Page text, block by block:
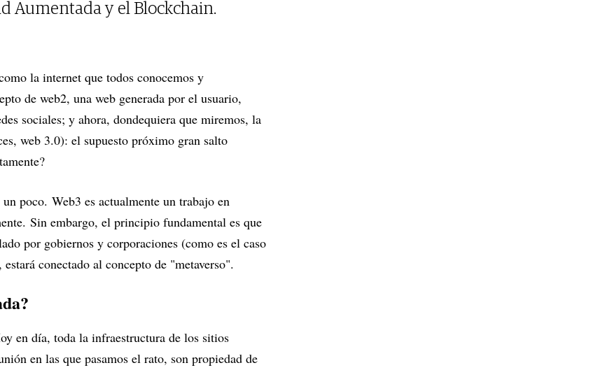
Aumentada y el Blockchain.
la internet que todos conocemos y
de web2, una web generada por el usuario,
sociales; y ahora, dondequiera que miremos, la
web 3.0): el supuesto próximo gran salto
poco. Web3 es actualmente un trabajo en
Sin embargo, el principio fundamental es que
por gobiernos y corporaciones (como es el caso
conectado al concepto de "metaverso".
en día, toda la infraestructura de los sitios
en las que pasamos el rato, son propiedad de